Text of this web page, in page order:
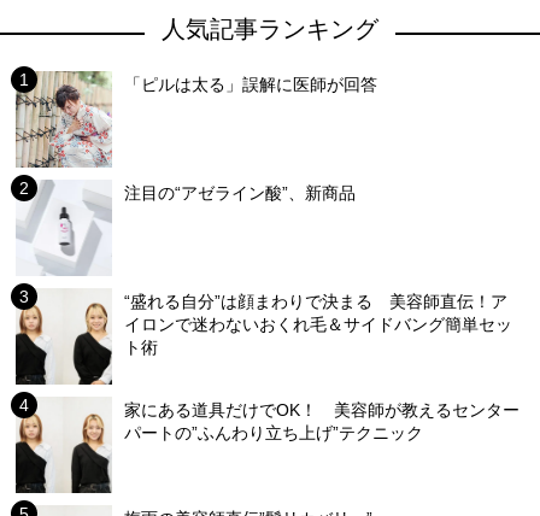
人気記事ランキング
「ピルは太る」誤解に医師が回答
注目の“アゼライン酸”、新商品
“盛れる自分”は顔まわりで決まる 美容師直伝！ア
イロンで迷わないおくれ毛＆サイドバング簡単セッ
ト術
家にある道具だけでOK！ 美容師が教えるセンター
パートの”ふんわり立ち上げ”テクニック